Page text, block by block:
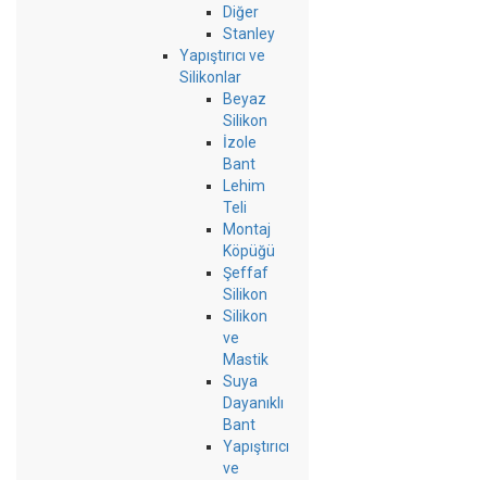
Diğer
Stanley
Yapıştırıcı ve
Silikonlar
Beyaz
Silikon
İzole
Bant
Lehim
Teli
Montaj
Köpüğü
Şeffaf
Silikon
Silikon
ve
Mastik
Suya
Dayanıklı
Bant
Yapıştırıcı
ve